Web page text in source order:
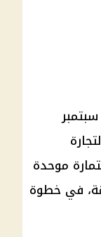
تحديث بيانات بطاقة التموين 2025 ببورسعيد يبدأ رسميًا غدًا الأحد 14 سبتمبر
موحدة
في خطوة